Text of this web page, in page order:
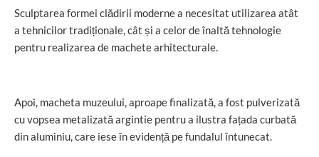
Sculptarea formei clădirii moderne a necesitat utilizarea atât
a tehnicilor tradiționale, cât și a celor de înaltă tehnologie
pentru realizarea de machete arhitecturale.
Apoi, macheta muzeului, aproape finalizată, a fost pulverizată
cu vopsea metalizată argintie pentru a ilustra fațada curbată
din aluminiu, care iese în evidență pe fundalul întunecat.